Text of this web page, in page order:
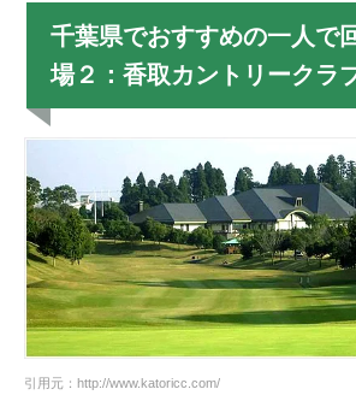
千葉県でおすすめの一人で
場２：香取カントリークラ
引用元：http://www.katoricc.com/